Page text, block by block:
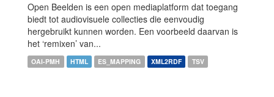
Open Beelden is een open mediaplatform dat toegang
biedt tot audiovisuele collecties die eenvoudig
hergebruikt kunnen worden. Een voorbeeld daarvan is
het ‘remixen’ van...
OAI-PMH HTML ES_MAPPING XML2RDF TSV